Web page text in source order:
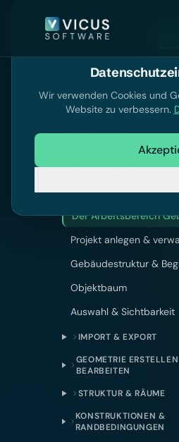
Dokumentation
Dokumentation
VICUS BUILDINGS
GRUNDLAGEN &
Der Arbeitsbereich
Projekt anlegen &
Gebäudestruktur &
Objektbaum
Auswahl & Sichtbarkeit
IMPORT & EXPORT
GEOMETRIE
BEARBEITEN
STRUKTUR & RÄUME
KONSTRUKTIONEN &
RANDBEDINGUNGEN
Wir verwenden Cookies und
Website zu verbessern.